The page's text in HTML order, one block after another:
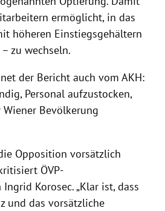
ermöglicht, in das
höheren Einstiegsgehältern
zu wechseln.
der Bericht auch vom AKH:
Personal aufzustocken,
Bevölkerung
Opposition vorsätzlich
ÖVP-
Ingrid Korosec. „Klar ist, dass
und das vorsätzliche